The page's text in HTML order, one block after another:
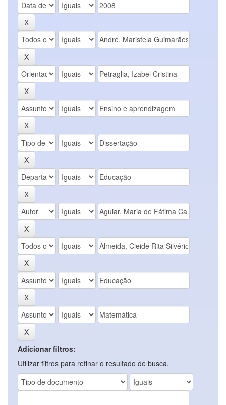
Adicionar filtros:
Utilizar filtros para refinar o resultado de busca.